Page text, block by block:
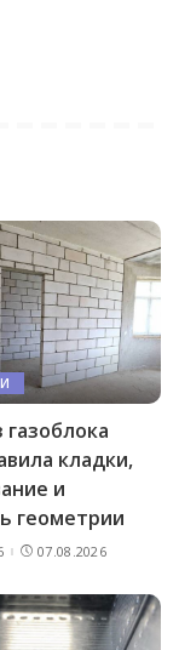
газоблока
кладки,
и
геометрии
07.08.2026